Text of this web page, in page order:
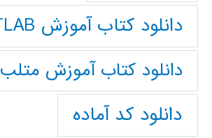
دانلود کتاب آموزش MATLAB
دانلود کتاب آموزش متلب
دانلود کد آماده